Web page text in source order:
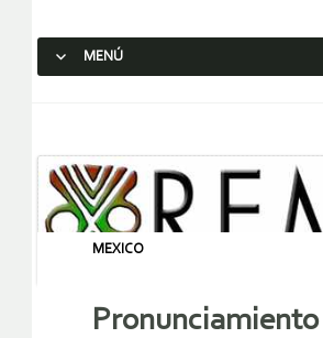
MENÚ
MEXICO
Pronunciamiento